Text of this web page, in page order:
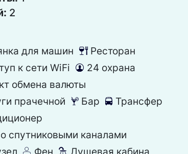
2
для машин 뎃 Ресторан
к сети WiFi 댑 24 охрана
обмена валюты
прачечной 끝 Бар 눣 Трансфер
спутниковыми каналами
덶 댴